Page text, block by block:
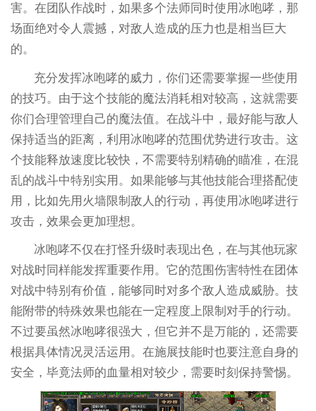
害。在团队作战时，如果多个法师同时使用冰咆哮，那
场面绝对令人震撼，对敌人造成的压力也是相当巨大
的。
充分发挥冰咆哮的威力，你们还需要掌握一些使用
的技巧。由于这个技能的魔法消耗相对较高，这就需要
你们合理管理自己的魔法值。在战斗中，最好能与敌人
保持适当的距离，利用冰咆哮的范围优势进行攻击。这
个技能释放速度比较快，不需要特别精确的瞄准，在混
乱的战斗中特别实用。如果能够与其他技能合理搭配使
用，比如先用火墙限制敌人的行动，再使用冰咆哮进行
攻击，效果会更加理想。
冰咆哮不仅在打怪升级时表现出色，在与其他玩家
对战时同样能发挥重要作用。它的范围伤害特性在团体
对战中特别有价值，能够同时对多个敌人造成威胁。技
能附带的特殊效果也能在一定程度上限制对手的行动。
不过要虽然冰咆哮很强大，但它并不是万能的，还需要
根据具体情况灵活运用。在施展技能时也要注意自身的
安全，毕竟法师的血量相对较少，需要时刻保持警惕。